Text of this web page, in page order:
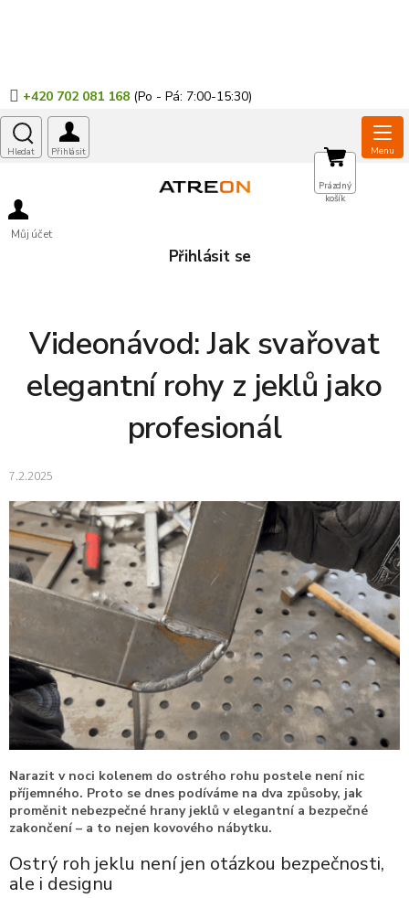
+420 702 081 168
Můj účet
Přihlásit se
NÁKUPNÍ
KOŠÍK
Prázdný
košík
Videonávod: Jak svařovat
elegantní rohy z jeklů jako
profesionál
7.2.2025
Narazit v noci kolenem do ostrého rohu postele není nic
příjemného. Proto se dnes podíváme na dva způsoby, jak
proměnit nebezpečné hrany jeklů v elegantní a bezpečné
zakončení – a to nejen kovového nábytku.
Ostrý roh jeklu není jen otázkou bezpečnosti,
ale i designu